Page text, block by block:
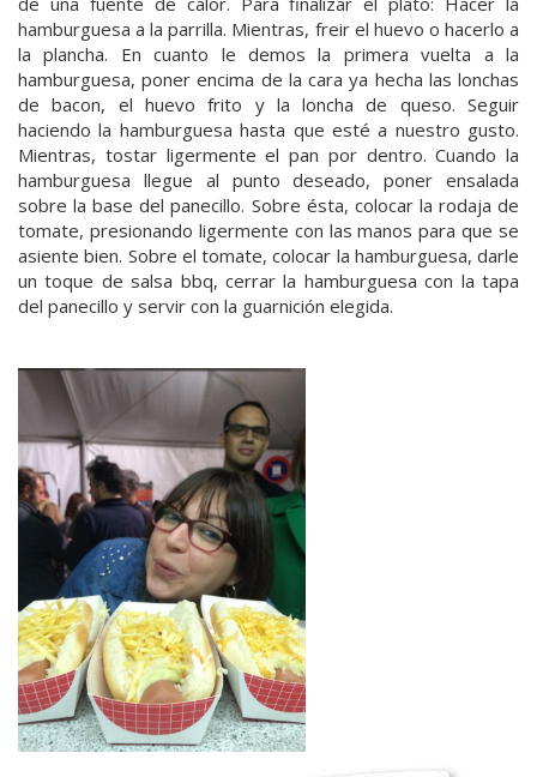
hamburguesa a la parrilla. Mientras, freir el huevo o hacerlo a
la plancha. En cuanto le demos la primera vuelta a la
hamburguesa, poner encima de la cara ya hecha las lonchas
de bacon, el huevo frito y la loncha de queso. Seguir
haciendo la hamburguesa hasta que esté a nuestro gusto.
Mientras, tostar ligermente el pan por dentro. Cuando la
hamburguesa llegue al punto deseado, poner ensalada
sobre la base del panecillo. Sobre ésta, colocar la rodaja de
tomate, presionando ligermente con las manos para que se
asiente bien. Sobre el tomate, colocar la hamburguesa, darle
un toque de salsa bbq, cerrar la hamburguesa con la tapa
del panecillo y servir con la guarnición elegida.